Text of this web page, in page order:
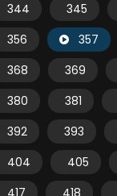
344
345
356
357
368
369
380
381
392
393
404
405